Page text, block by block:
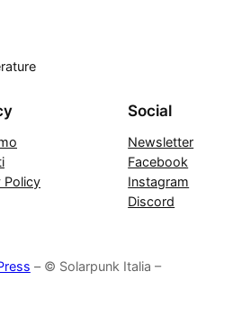
Policy
Social
Newsletter
Facebook
Instagram
Discord
– © Solarpunk Italia –